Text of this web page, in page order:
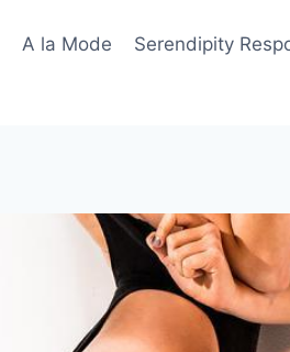
A la Mode Serendipity